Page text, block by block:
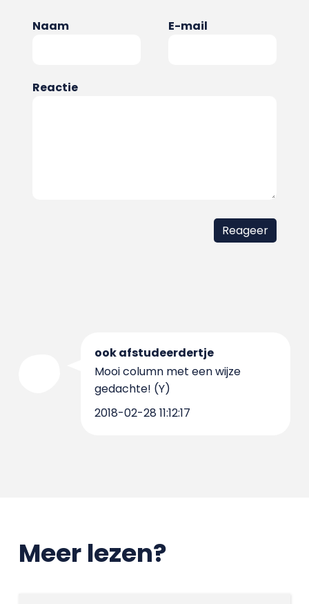
Naam E-mail
Reactie
ook afstudeerdertje
Mooi column met een wijze
gedachte! (Y)
2018-02-28 11:12:17
Meer lezen?